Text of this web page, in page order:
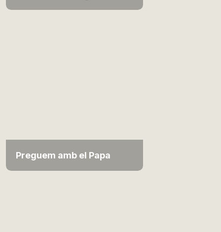
Preguem amb el Papa